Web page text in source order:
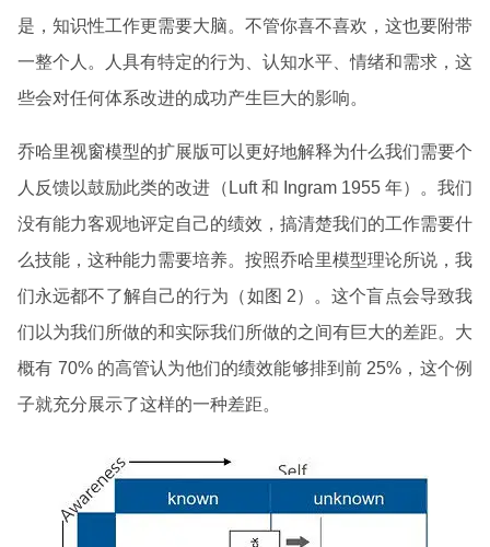
是，知识性工作更需要大脑。不管你喜不喜欢，这也要附带
一整个人。人具有特定的行为、认知水平、情绪和需求，这
些会对任何体系改进的成功产生巨大的影响。
乔哈里视窗模型的扩展版可以更好地解释为什么我们需要个
人反馈以鼓励此类的改进（Luft 和 Ingram 1955 年）。我们
没有能力客观地评定自己的绩效，搞清楚我们的工作需要什
么技能，这种能力需要培养。按照乔哈里模型理论所说，我
们永远都不了解自己的行为（如图 2）。这个盲点会导致我
们以为我们所做的和实际我们所做的之间有巨大的差距。大
概有 70% 的高管认为他们的绩效能够排到前 25%，这个例
子就充分展示了这样的一种差距。